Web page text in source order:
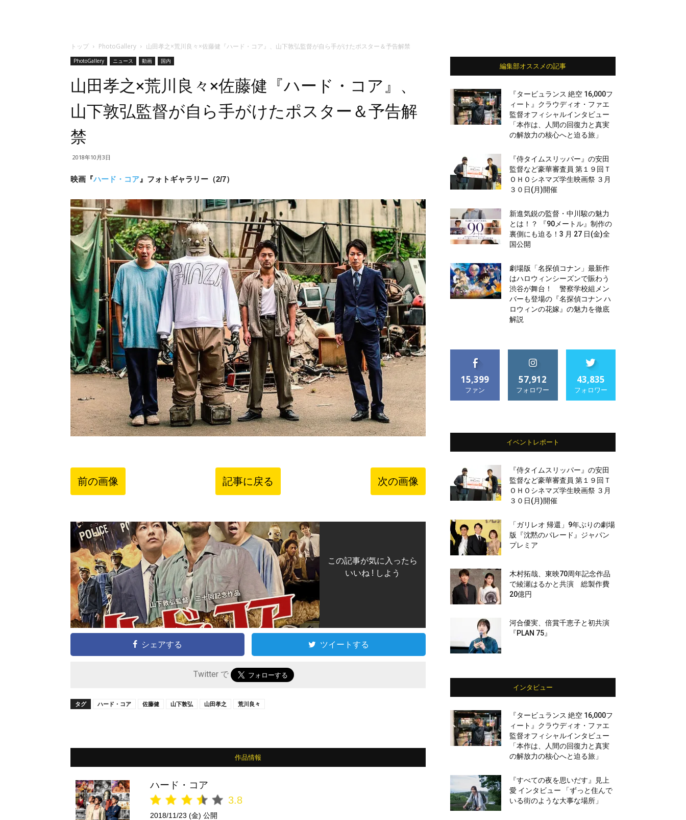
トップ PhotoGallery 山田孝之×荒川良々×佐藤健『ハード・コア』、山下敦弘監督が自ら手がけたポスター＆予告解禁
PhotoGallery ニュース 動画 国内
山田孝之×荒川良々×佐藤健『ハード・コア』、
山下敦弘監督が自ら手がけたポスター＆予告解
禁
2018年10月3日
映画『ハード・コア 』フォトギャラリー（2/7）
前の画像 記事に戻る 次の画像
この記事が気に入ったら
いいね ! しよう
シェアする ツイートする
Twitter で
タグ ハード・コア 佐藤健 山下敦弘 山田孝之 荒川良々
作品情報
ハード・コア
3.8
2018/11/23 (金) 公開
編集部オススメの記事
『タービュランス 絶空 16,000フ
ィート』クラウディオ・ファエ
監督オフィシャルインタビュー
「本作は、人間の回復力と真実
の解放力の核心へと迫る旅」
『侍タイムスリッパー』の安田
監督など豪華審査員 第１９回Ｔ
ＯＨＯシネマズ学生映画祭 ３月
３０日(月)開催
新進気鋭の監督・中川駿の魅力
とは！？ 『90メートル』制作の
裏側にも迫る！3 月 27 日(金)全
国公開
劇場版「名探偵コナン」最新作
はハロウィンシーズンで賑わう
渋谷が舞台！ 警察学校組メン
バーも登場の『名探偵コナン ハ
ロウィンの花嫁』の魅力を徹底
解説
15,399
ファン
57,912
フォロワー
43,835
フォロワー
イベントレポート
『侍タイムスリッパー』の安田
監督など豪華審査員 第１９回Ｔ
ＯＨＯシネマズ学生映画祭 ３月
３０日(月)開催
「ガリレオ 帰還」9年ぶりの劇場
版『沈黙のパレード』ジャパン
プレミア
木村拓哉、東映70周年記念作品
で綾瀬はるかと共演 総製作費
20億円
河合優実、倍賞千恵子と初共演
『PLAN 75』
インタビュー
『タービュランス 絶空 16,000フ
ィート』クラウディオ・ファエ
監督オフィシャルインタビュー
「本作は、人間の回復力と真実
の解放力の核心へと迫る旅」
『すべての夜を思いだす』見上
愛 インタビュー 「ずっと住んで
いる街のような大事な場所」